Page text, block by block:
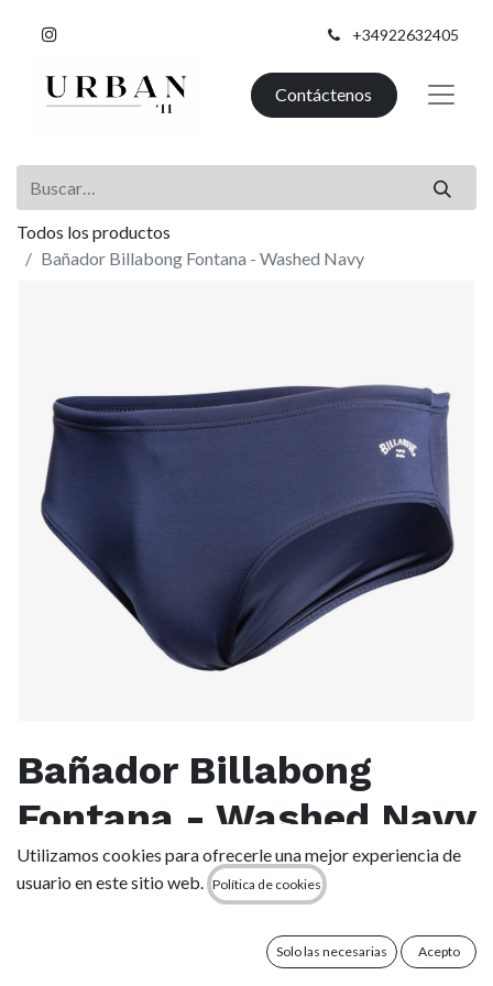
+34922632405
Contáctenos
Todos los productos
Bañador Billabong Fontana - Washed Navy
Bañador Billabong
Fontana - Washed Navy
(0 reseña)
Logo de onda impreso en el lado izquierdo.
80% POLIAMIDA 20% ELASTANO
Utilizamos cookies para ofrecerle una mejor experiencia de
usuario en este sitio web.
Política de cookies
Solo las necesarias Acepto